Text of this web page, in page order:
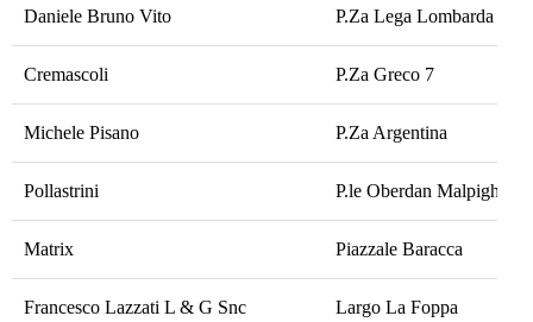
Daniele Bruno Vito P.Za Lega Lombarda
Cremascoli P.Za Greco 7
Michele Pisano P.Za Argentina
Pollastrini P.le Oberdan Malpighi
Matrix Piazzale Baracca
Francesco Lazzati L & G Snc Largo La Foppa